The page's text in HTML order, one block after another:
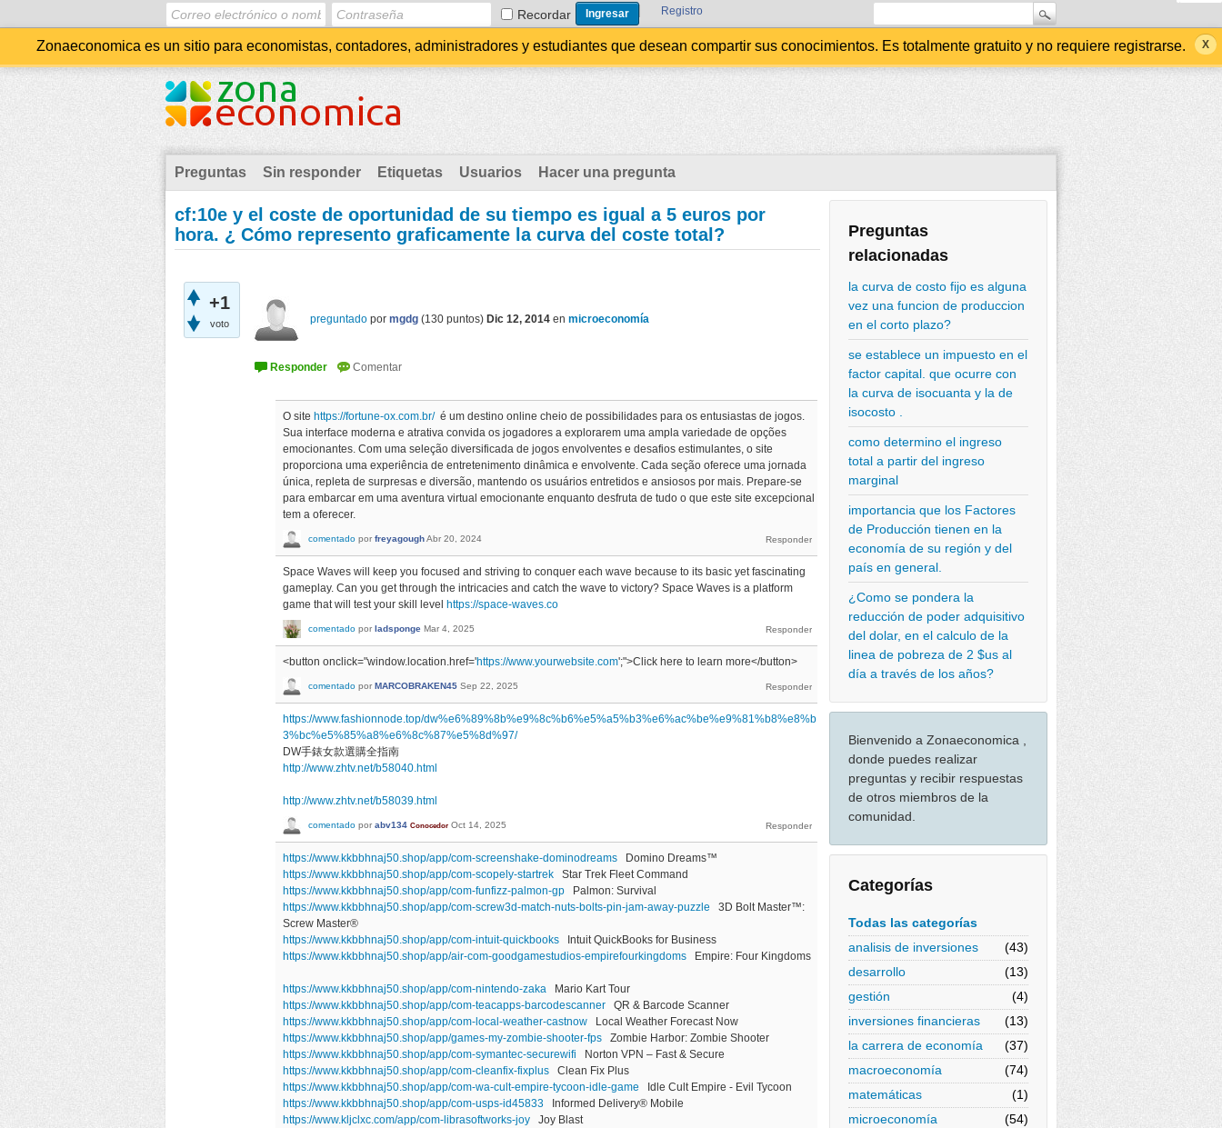
Recordar Registro
Zonaeconomica es un sitio para economistas, contadores, administradores y estudiantes que desean compartir sus conocimientos. Es totalmente gratuito y no requiere registrarse.
Preguntas Sin responder Etiquetas Usuarios Hacer una pregunta
Preguntas
relacionadas
la curva de costo fijo es alguna
vez una funcion de produccion
en el corto plazo?
se establece un impuesto en el
factor capital. que ocurre con
la curva de isocuanta y la de
isocosto .
como determino el ingreso
total a partir del ingreso
marginal
importancia que los Factores
de Producción tienen en la
economía de su región y del
país en general.
¿Como se pondera la
reducción de poder adquisitivo
del dolar, en el calculo de la
linea de pobreza de 2 $us al
día a través de los años?
Bienvenido a Zonaeconomica ,
donde puedes realizar
preguntas y recibir respuestas
de otros miembros de la
comunidad.
Categorías
Todas las categorías
analisis de inversiones
(43)
desarrollo
(13)
gestión
(4)
inversiones financieras
(13)
la carrera de economía
(37)
macroeconomía
(74)
matemáticas
(1)
microeconomía
(54)
cf:10e y el coste de oportunidad de su tiempo es igual a 5 euros por
hora. ¿ Cómo represento graficamente la curva del coste total?
+1
voto preguntado por mgdg (130 puntos) Dic 12, 2014 en microeconomía
O site https://fortune-ox.com.br/é um destino online cheio de possibilidades para os entusiastas de jogos.
Sua interface moderna e atrativa convida os jogadores a explorarem uma ampla variedade de opções
emocionantes. Com uma seleção diversificada de jogos envolventes e desafios estimulantes, o site
proporciona uma experiência de entretenimento dinâmica e envolvente. Cada seção oferece uma jornada
única, repleta de surpresas e diversão, mantendo os usuários entretidos e ansiosos por mais. Prepare-se
para embarcar em uma aventura virtual emocionante enquanto desfruta de tudo o que este site excepcional
tem a oferecer.
comentado por freyagoughAbr 20, 2024
Space Waves will keep you focused and striving to conquer each wave because to its basic yet fascinating
gameplay. Can you get through the intricacies and catch the wave to victory? Space Waves is a platform
game that will test your skill level https://space-waves.co
comentado por ladsponge Mar 4, 2025
<button onclick="window.location.href='https://www.yourwebsite.com';">Click here to learn more</button>
comentado por MARCOBRAKEN45 Sep 22, 2025
https://www.fashionnode.top/dw%e6%89%8b%e9%8c%b6%e5%a5%b3%e6%ac%be%e9%81%b8%e8%b
3%bc%e5%85%a8%e6%8c%87%e5%8d%97/
DW手錶女款選購全指南
http://www.zhtv.net/b58040.html
http://www.zhtv.net/b58039.html
comentado por abv134 Conocedor Oct 14, 2025
https://www.kkbbhnaj50.shop/app/com-screenshake-dominodreams Domino Dreams™
https://www.kkbbhnaj50.shop/app/com-scopely-startrek Star Trek Fleet Command
https://www.kkbbhnaj50.shop/app/com-funfizz-palmon-gp Palmon: Survival
https://www.kkbbhnaj50.shop/app/com-screw3d-match-nuts-bolts-pin-jam-away-puzzle 3D Bolt Master™:
Screw Master®
https://www.kkbbhnaj50.shop/app/com-intuit-quickbooks Intuit QuickBooks for Business
https://www.kkbbhnaj50.shop/app/air-com-goodgamestudios-empirefourkingdoms Empire: Four Kingdoms
https://www.kkbbhnaj50.shop/app/com-nintendo-zaka Mario Kart Tour
https://www.kkbbhnaj50.shop/app/com-teacapps-barcodescanner QR & Barcode Scanner
https://www.kkbbhnaj50.shop/app/com-local-weather-castnow Local Weather Forecast Now
https://www.kkbbhnaj50.shop/app/games-my-zombie-shooter-fps Zombie Harbor: Zombie Shooter
https://www.kkbbhnaj50.shop/app/com-symantec-securewifi Norton VPN – Fast & Secure
https://www.kkbbhnaj50.shop/app/com-cleanfix-fixplus Clean Fix Plus
https://www.kkbbhnaj50.shop/app/com-wa-cult-empire-tycoon-idle-game Idle Cult Empire - Evil Tycoon
https://www.kkbbhnaj50.shop/app/com-usps-id45833 Informed Delivery® Mobile
https://www.kljclxc.com/app/com-librasoftworks-joy Joy Blast